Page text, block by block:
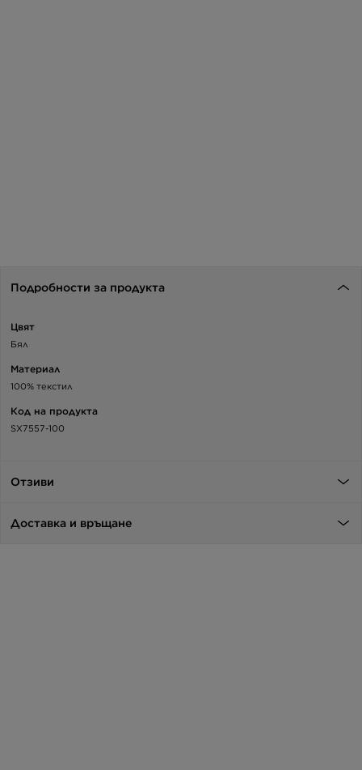
Подробности за продукта
Цвят
Бял
Материал
100% текстил
Код на продукта
SX7557-100
Отзиви
Доставка и връщане